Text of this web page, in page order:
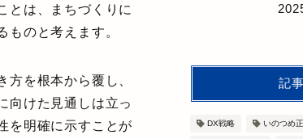
とは、まちづくりに
のと考えます。
を根本から覆し、
向けた見通しは立っ
を明確に示すことが
記
DX戦略 いのつめ